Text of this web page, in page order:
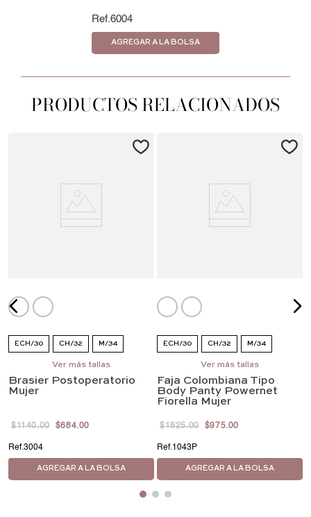
6004
AGREGAR A LA BOLSA
PRODUCTOS RELACIONADOS
ECH/30 CH/32 M/34
EG/38 EEG/40
EEEG/42
Ver más tallas
Brasier Postoperatorio
Mujer
$1140.00 $684.00
3004
AGREGAR A LA BOLSA
ECH/30 CH/32 M/34
EG/38 EEG/40
EEEG/42 4EG/44 5EG/46
Ver más tallas
Faja Colombiana Tipo
Body Panty Powernet
Fiorella Mujer
$1625.00 $975.00
1043P
AGREGAR A LA BOLSA